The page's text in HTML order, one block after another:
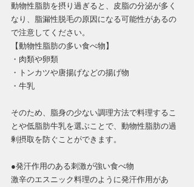
動物性脂肪を摂り過ぎると、皮脂の分泌が多く
なり、脂漏性脱毛の原因になる可能性があるの
で注意してください。
【動物性脂肪の多い食べ物】
・肉類や卵類
・トンカツや唐揚げなどの揚げ物
・牛乳
そのため、脂身の少ない調理方法で料理するこ
とや低脂肪牛乳を選ぶことで、動物性脂肪の過
剰摂取を防ぐことができます。
●発汗作用のある刺激が強い食べ物
激辛のエスニック料理のように発汗作用があ